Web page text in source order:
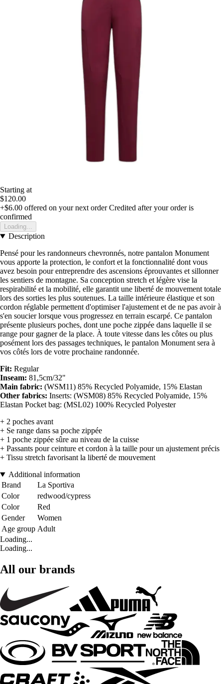
Starting at
$120.00
+$6.00 offered on your next order Credited after your order is
confirmed
Loading...
Description
Pensé pour les randonneurs chevronnés, notre pantalon Monument
vous apporte la protection, le confort et la fonctionnalité dont vous
avez besoin pour entreprendre des ascensions éprouvantes et sillonner
les sentiers de montagne. Sa conception stretch et légère vise la
respirabilité et la mobilité, elle garantit une liberté de mouvement totale
lors des sorties les plus soutenues. La taille intérieure élastique et son
cordon réglable permettent d'optimiser l'ajustement et de ne pas avoir à
s'en soucier lorsque vous progressez en terrain escarpé. Ce pantalon
présente plusieurs poches, dont une poche zippée dans laquelle il se
range pour gagner de la place. À toute vitesse dans les côtes ou plus
posément lors des passages techniques, le pantalon Monument sera à
vos côtés lors de votre prochaine randonnée.
Fit: Regular
Inseam: 81,5cm/32"
Main fabric: (WSM11) 85% Recycled Polyamide, 15% Elastan
Other fabrics: Inserts: (WSM08) 85% Recycled Polyamide, 15%
Elastan Pocket bag: (MSL02) 100% Recycled Polyester
+ 2 poches avant
+ Se range dans sa poche zippée
+ 1 poche zippée sûre au niveau de la cuisse
+ Passants pour ceinture et cordon à la taille pour un ajustement précis
+ Tissu stretch favorisant la liberté de mouvement
Additional information
Brand
La Sportiva
Color
redwood/cypress
Color
Red
Gender
Women
Age group Adult
Loading...
Loading...
All our brands